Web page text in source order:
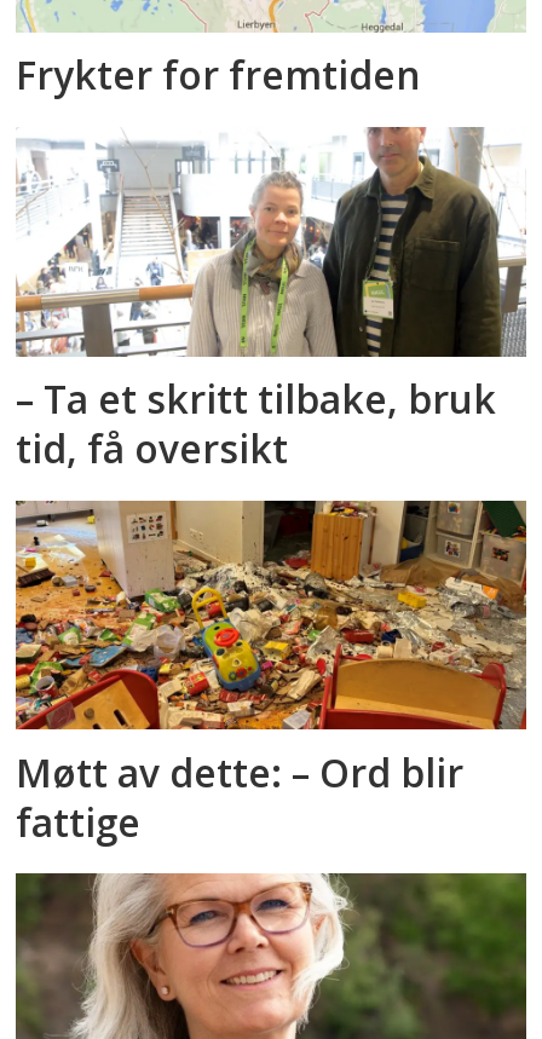
Frykter for fremtiden
– Ta et skritt tilbake, bruk
tid, få oversikt
Møtt av dette: – Ord blir
fattige